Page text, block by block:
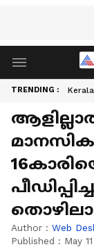
TRENDING :
മാനസിക
Author : Web
Published : May